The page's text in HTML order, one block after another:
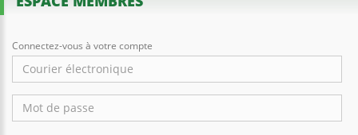
Connectez-vous à votre compte